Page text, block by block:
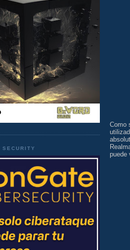
SECURITY
Como
puede